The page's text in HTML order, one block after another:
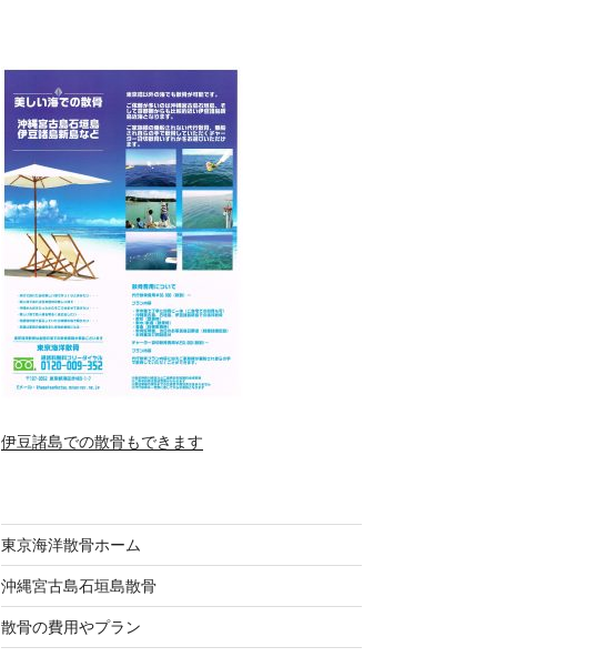
伊豆諸島での散骨もできます
東京海洋散骨ホーム
沖縄宮古島石垣島散骨
散骨の費用やプラン